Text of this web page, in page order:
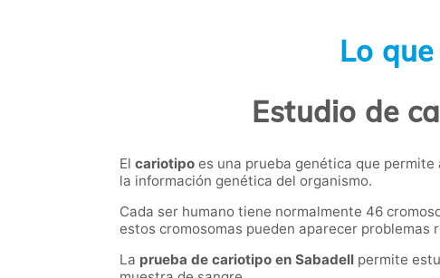
Lo
Estudio de
El cariotipo es una prueba genética que
la información genética del organismo.
Cada ser humano tiene normalmente 46
estos cromosomas pueden aparecer
La prueba de cariotipo en Sabadell permite